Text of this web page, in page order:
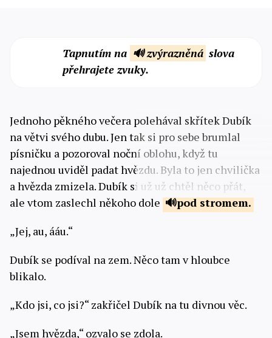
Tapnutím na 🔊 zvýrazněná slova
přehrajete zvuky.
Jednoho pěkného večera polehával skřítek Dubík
na větvi svého dubu. Jen tak si pro sebe brumlal
písničku a pozoroval noční oblohu, když tu
najednou uviděl padat hvězdu. Byla to jen chvilička
a hvězda zmizela. Dubík si už už chtěl něco přát,
ale vtom zaslechl někoho dole
podstromem.
„Jej, au, ááu.“
Dubík se podíval na zem. Něco tam v hloubce
blikalo.
„Kdo jsi, co jsi?“ zakřičel Dubík na tu divnou věc.
„Jsem hvězda,“ ozvalo se zdola.